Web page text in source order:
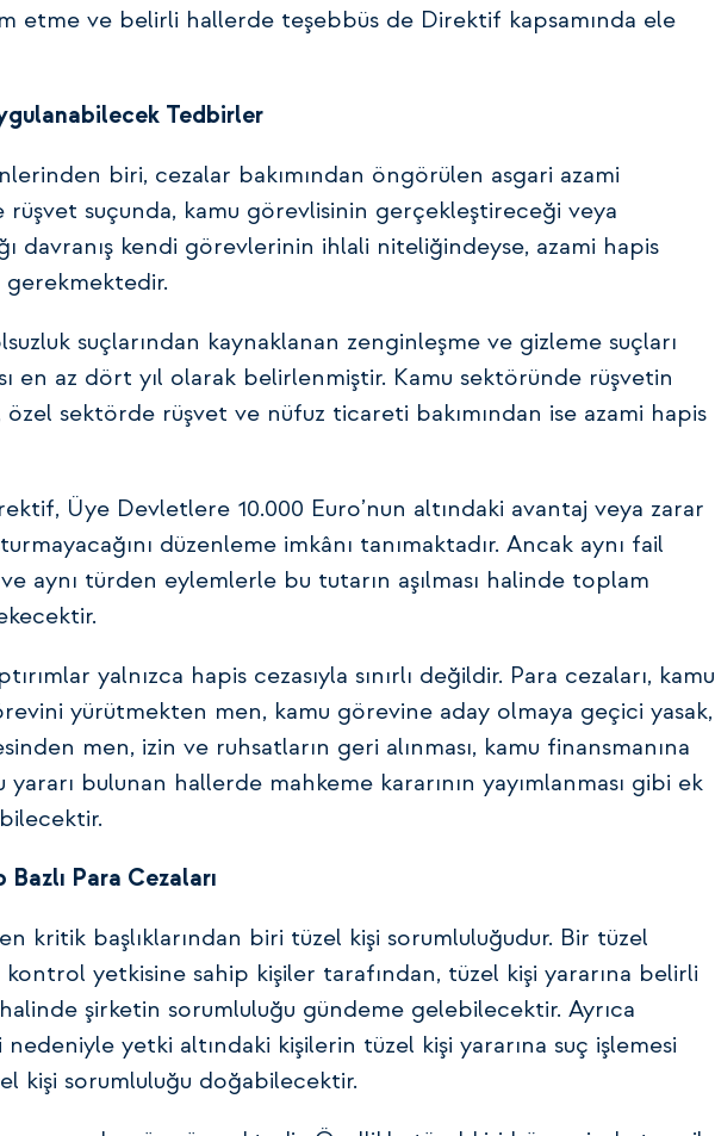
etme ve belirli hallerde teşebbüs de Direktif kapsamında ele
Tedbirler
biri, cezalar bakımından öngörülen asgari azami
rüşvet suçunda, kamu görevlisinin gerçekleştireceği veya
davranış kendi görevlerinin ihlali niteliğindeyse, azami hapis
gerekmektedir.
suçlarından kaynaklanan zenginleşme ve gizleme suçları
en az dört yıl olarak belirlenmiştir. Kamu sektöründe rüşvetin
sektörde rüşvet ve nüfuz ticareti bakımından ise azami hapis
Üye Devletlere 10.000 Euro’nun altındaki avantaj veya zarar
düzenleme imkânı tanımaktadır. Ancak aynı fail
aynı türden eylemlerle bu tutarın aşılması halinde toplam
yalnızca hapis cezasıyla sınırlı değildir. Para cezaları, kamu
yürütmekten men, kamu görevine aday olmaya geçici yasak,
men, izin ve ruhsatların geri alınması, kamu finansmanına
yararı bulunan hallerde mahkeme kararının yayımlanması gibi ek
Para Cezaları
kritik başlıklarından biri tüzel kişi sorumluluğudur. Bir tüzel
yetkisine sahip kişiler tarafından, tüzel kişi yararına belirli
şirketin sorumluluğu gündeme gelebilecektir. Ayrıca
yetki altındaki kişilerin tüzel kişi yararına suç işlemesi
kişi sorumluluğu doğabilecektir.